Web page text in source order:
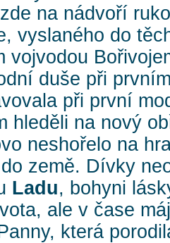
na nádvoří
vyslaného do
vojvodou
duše při
při první
hleděli na nový
neshořelo na
země. Dívky
Ladu, bohyni
ale v čase
která